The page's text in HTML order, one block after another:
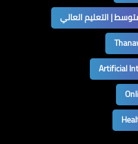
| التعليم العالي